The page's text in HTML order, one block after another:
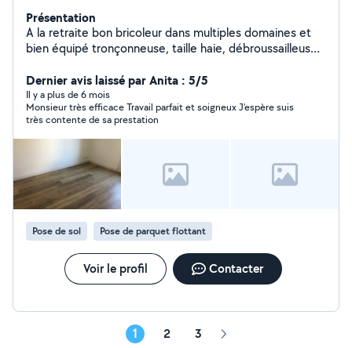
Présentation
A la retraite bon bricoleur dans multiples domaines et
bien équipé tronçonneuse, taille haie, débroussailleuse,
électrique, remorque, groupe électrogène, l'archer,
perforateur, meuleuse d angle etc
Dernier avis laissé par Anita : 5/5
Il y a plus de 6 mois
Monsieur très efficace Travail parfait et soigneux J’espère suis
très contente de sa prestation
Pose de sol Pose de parquet flottant
Voir le profil Contacter
1 2 3 Page